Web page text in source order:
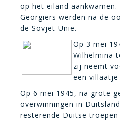
op het eiland
Georgiërs werden na de
de Sovjet-Unie.
Op 3 mei
Wilhelmina
zij neemt
een
Op 6 mei 1945, na grote
overwinningen in
resterende Duitse